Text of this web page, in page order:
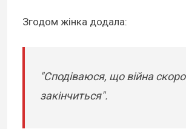
Згодом жінка додала:
"Сподіваюся, що війна скоро
закінчиться".